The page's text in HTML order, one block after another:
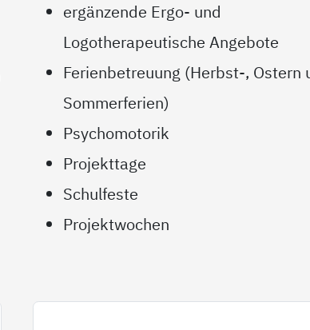
ergänzende Ergo- und
Logotherapeutische Angebote
Ferienbetreuung (Herbst-, Ostern
Sommerferien)
Psychomotorik
Projekttage
Schulfeste
Projektwochen